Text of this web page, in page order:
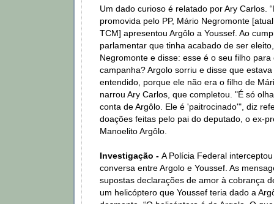
Um dado curioso é relatado por Ary Carlos.
promovida pelo PP, Mário Negromonte
TCM] apresentou Argôlo a Youssef. Ao
parlamentar que tinha acabado de ser
Negromonte e disse: esse é o seu filho
campanha? Argolo sorriu e disse que
entendido, porque ele não era o filho de
narrou Ary Carlos, que completou. "É só
conta de Argôlo. Ele é 'paitrocinado'", diz
doações feitas pelo pai do deputado, o ex-
Manoelito Argôlo.
Investigação - A Polícia Federal
conversa entre Argolo e Youssef. As
supostas declarações de amor à cobrança
um helicóptero que Youssef teria dado a